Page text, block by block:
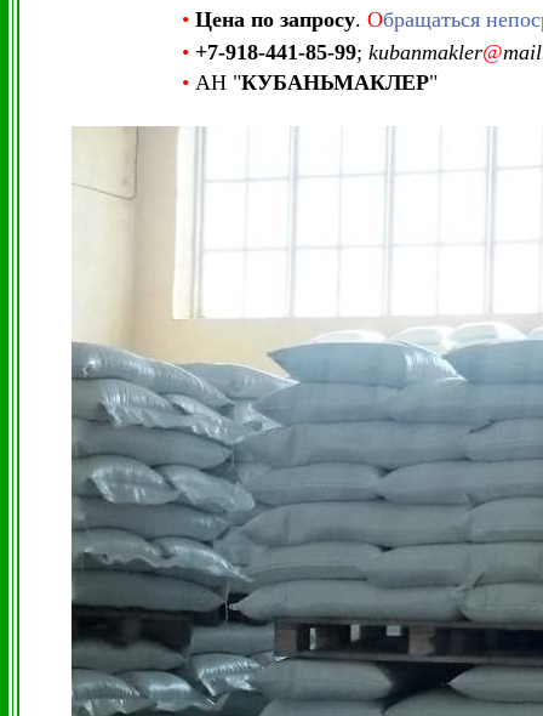
• Цена по запросу. Обращаться
• +7-918-441-85-99; kubanmakler@
• АН "КУБАНЬМАКЛЕР"